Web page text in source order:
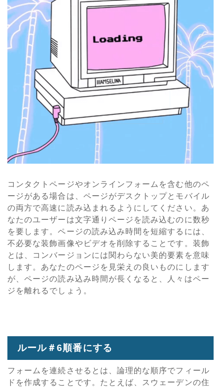
コンタクトページやオンラインフォームを含む他のペ
ージがある場合は、ページがデスクトップとモバイル
の両方で高速に読み込まれるようにしてください。あ
なたのユーザーは文字通りページを読み込むのに数秒
を要します。ページの読み込み時間を短縮するには、
不必要な装飾画像やビデオを削除することです。装飾
とは、コンバージョンには関わらない美的要素を意味
します。あなたのページを見栄えの良いものにします
が、ページの読み込み時間が長くなると、人々はペー
ジを離れるでしょう。
ルール＃6順番にする
フォームを連続させるとは、論理的な順序でフィール
ドを作成することです。たとえば、スウェーデンの住